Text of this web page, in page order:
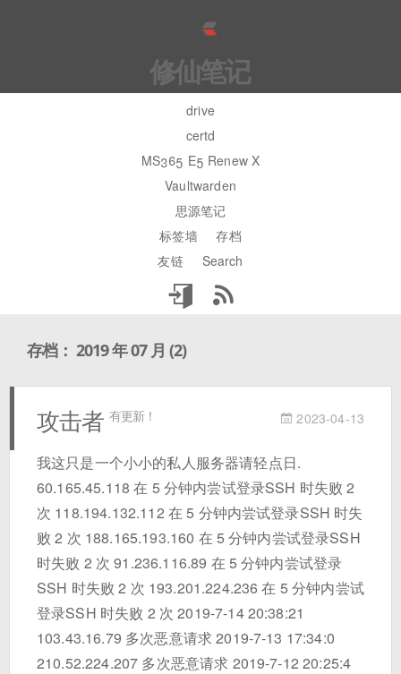
修仙笔记
drive
certd
MS365 E5 Renew X
Vaultwarden
思源笔记
标签墙
存档
友链
Search
存档： 2019 年 07 月 (2)
攻击者 有更新！ 2023-04-13
我这只是一个小小的私人服务器请轻点日.
60.165.45.118 在 5 分钟内尝试登录SSH 时失败 2
次 118.194.132.112 在 5 分钟内尝试登录SSH 时失
败 2 次 188.165.193.160 在 5 分钟内尝试登录SSH
时失败 2 次 91.236.116.89 在 5 分钟内尝试登录
SSH 时失败 2 次 193.201.224.236 在 5 分钟内尝试
登录SSH 时失败 2 次 2019-7-14 20:38:21
103.43.16.79 多次恶意请求 2019-7-13 17:34:0
210.52.224.207 多次恶意请求 2019-7-12 20:25:4